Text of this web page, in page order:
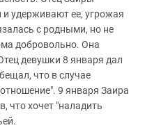
и удерживают ее, угрожая
с родными, но не
добровольно. Она
девушки 8 января дал
что в случае
9 января Заира
что хочет "наладить